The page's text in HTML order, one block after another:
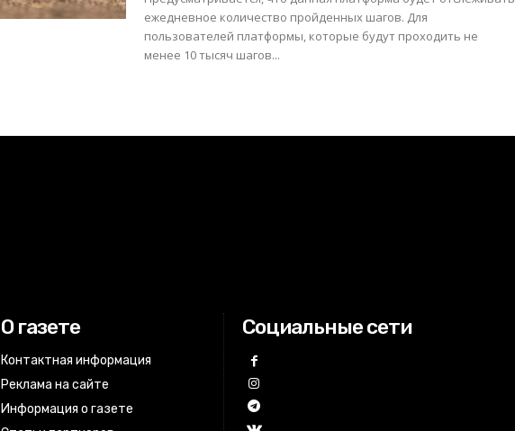
ежедневное количество пройденных шагов. Для
пользователей платформы, которые будут проходить не
менее 10 тысяч шагов...
О газете
Контактная информация
Реклама на сайте
Информация о газете
Социальные сети